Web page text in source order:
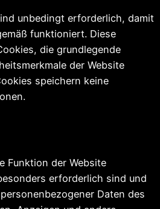
unbedingt erforderlich, damit
funktioniert. Diese
die grundlegende
der Website
speichern keine
Funktion der Website
erforderlich sind und
Daten des